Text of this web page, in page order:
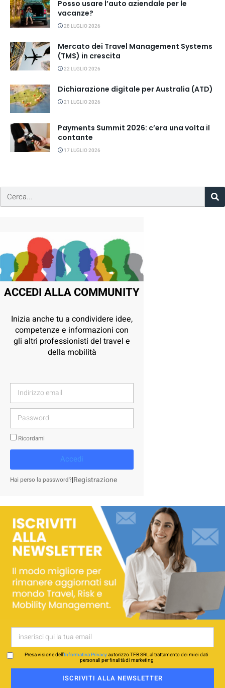
Posso usare l’auto aziendale per le
vacanze?
28 LUGLIO 2026
Mercato dei Travel Management Systems
(TMS) in crescita
22 LUGLIO 2026
Dichiarazione digitale per Australia (ATD)
21 LUGLIO 2026
Payments Summit 2026: c’era una volta il
contante
17 LUGLIO 2026
ACCEDI ALLA COMMUNITY
Inizia anche tu a condividere idee,
competenze e informazioni con
gli altri professionisti del travel e
della mobilità
Ricordami
Accedi
Hai perso la password?|Registrazione
Presa visione dell’Informativa Privacyautorizzo TFB SRL al trattamento dei miei dati
personali per finalità di marketing
ISCRIVITI ALLA NEWSLETTER